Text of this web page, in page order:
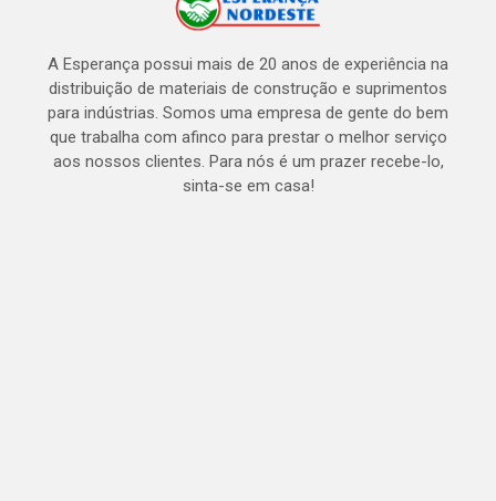
A Esperança possui mais de 20 anos de experiência na
distribuição de materiais de construção e suprimentos
para indústrias. Somos uma empresa de gente do bem
que trabalha com afinco para prestar o melhor serviço
aos nossos clientes. Para nós é um prazer recebe-lo,
sinta-se em casa!